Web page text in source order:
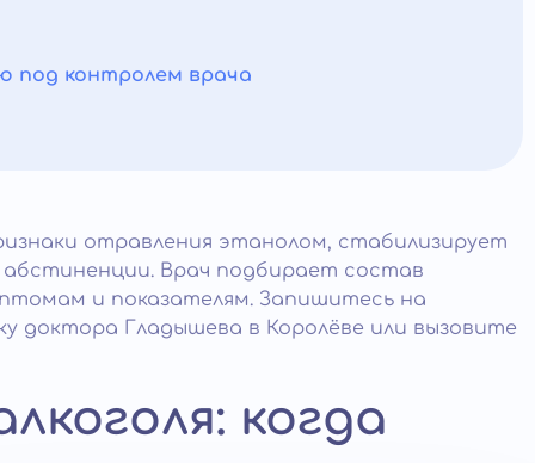
под контролем врача
отравления этанолом, стабилизирует
Врач подбирает состав
и показателям. Запишитесь на
доктора Гладышева в Королёве или вызовите
когда